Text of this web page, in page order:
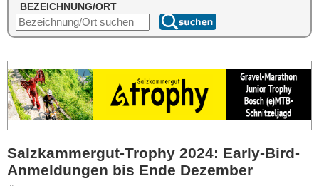
BEZEICHNUNG/ORT
Salzkammergut-Trophy 2024: Early-Bird-
Anmeldungen bis Ende Dezember